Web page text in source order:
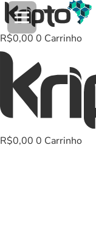
para
o
conteúdo
R$0,00 0 Carrinho
R$0,00 0 Carrinho